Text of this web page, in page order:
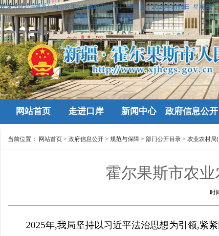
欢迎访问新疆维吾尔自治区霍尔果斯政府网站！ 今天是：2026年8月9日 星期日
网站首页 走进口岸 新闻中心 政府信息公开
当前位置： 网站首页 > 政府信息公开 > 规范与保障 > 部门公开目录 > 农业农村局
霍尔果斯市农
时
2025年,我局坚持以习近平法治思想为引领,紧